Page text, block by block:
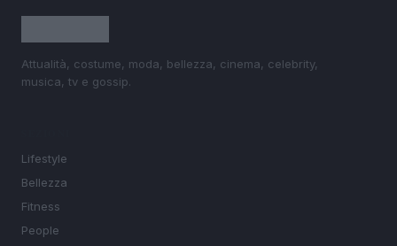
Attualità, costume, moda, bellezza, cinema, celebrity,
musica, tv e gossip.
Lifestyle
Bellezza
Fitness
People